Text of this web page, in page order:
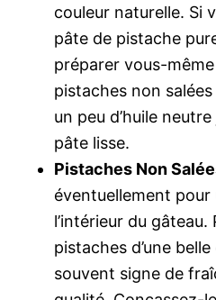
couleur naturelle. Si
pâte de pistache
préparer vous-
pistaches non
un peu d’huile
pâte lisse.
Pistaches Non
éventuellement
l’intérieur du gâteau.
pistaches d’une
souvent signe de